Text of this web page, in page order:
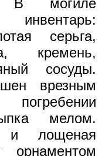
В могиле
инвентарь:
серьга,
кремень,
сосуды.
врезным
мелом.
и лощеная